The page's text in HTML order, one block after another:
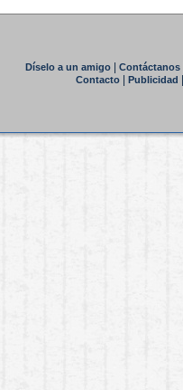
Díselo a un amigo| Contáctanos|
Contacto| Publicidad